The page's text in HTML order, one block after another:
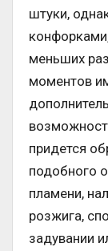
штуки,
меньших
моментов
придется
подобного
пламени,
розжига,
задувании